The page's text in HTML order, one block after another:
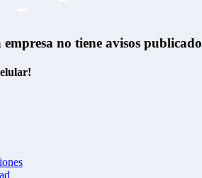
no tiene avisos